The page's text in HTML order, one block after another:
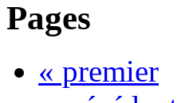
Pages
« premier